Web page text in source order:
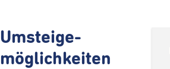
Umsteige-
möglichkeiten